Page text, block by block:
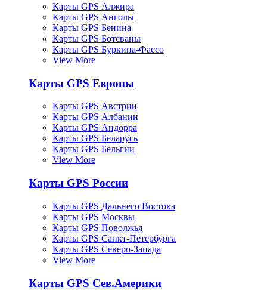
Карты GPS Алжира
Карты GPS Анголы
Карты GPS Бенина
Карты GPS Ботсваны
Карты GPS Буркина-Фассо
View More
Карты GPS Европы
Карты GPS Австрии
Карты GPS Албании
Карты GPS Андорра
Карты GPS Беларусь
Карты GPS Бельгии
View More
Карты GPS России
Карты GPS Дальнего Востока
Карты GPS Москвы
Карты GPS Поволжья
Карты GPS Санкт-Петербурга
Карты GPS Северо-Запада
View More
Карты GPS Сев.Америки